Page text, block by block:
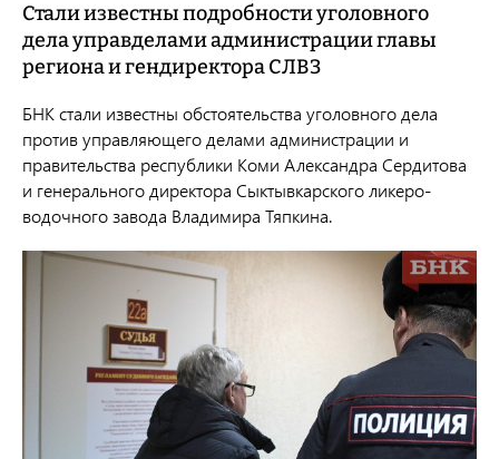
Стали известны подробности уголовного
дела управделами администрации главы
региона и гендиректора СЛВЗ
БНК стали известны обстоятельства уголовного дела
против управляющего делами администрации и
правительства республики Коми Александра Сердитова
и генерального директора Сыктывкарского ликеро-
водочного завода Владимира Тяпкина.